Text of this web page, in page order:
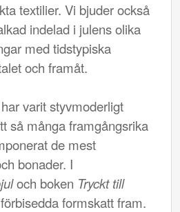
textilier. Vi bjuder också
indelad i julens olika
med tidstypiska
och framåt.
varit styvmoderligt
så många framgångsrika
de mest
bonader. I
och boken Tryckt till
formskatt fram.